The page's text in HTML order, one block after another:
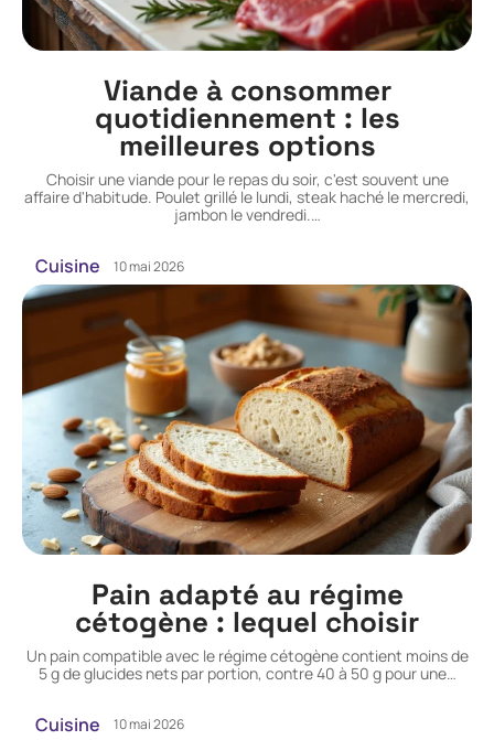
Viande à consommer
quotidiennement : les
meilleures options
Choisir une viande pour le repas du soir, c'est souvent une
affaire d'habitude. Poulet grillé le lundi, steak haché le mercredi,
jambon le vendredi.…
Cuisine 10 mai 2026
Pain adapté au régime
cétogène : lequel choisir
Un pain compatible avec le régime cétogène contient moins de
5 g de glucides nets par portion, contre 40 à 50 g pour une…
Cuisine 10 mai 2026